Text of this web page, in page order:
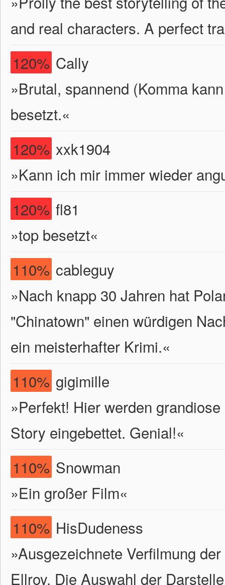
and real characters. A perfect
120% Cally
»Brutal, spannend (Komma
besetzt.«
120% xxk1904
»Kann ich mir immer wieder
120% fl81
»top besetzt«
110% cableguy
»Nach knapp 30 Jahren hat
"Chinatown" einen würdigen
ein meisterhafter Krimi.«
110% gigimille
»Perfekt! Hier werden
Story eingebettet. Genial!«
110% Snowman
»Ein großer Film«
110% HisDudeness
»Ausgezeichnete Verfilmung
Ellroy. Die Auswahl der